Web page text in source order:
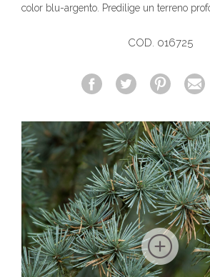
color blu-argento. Predilige un terreno
COD. 016725